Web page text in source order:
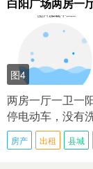
白阳广场两房一
图4
两房一厅一卫一
停电动车，没有
房产 出租 县城